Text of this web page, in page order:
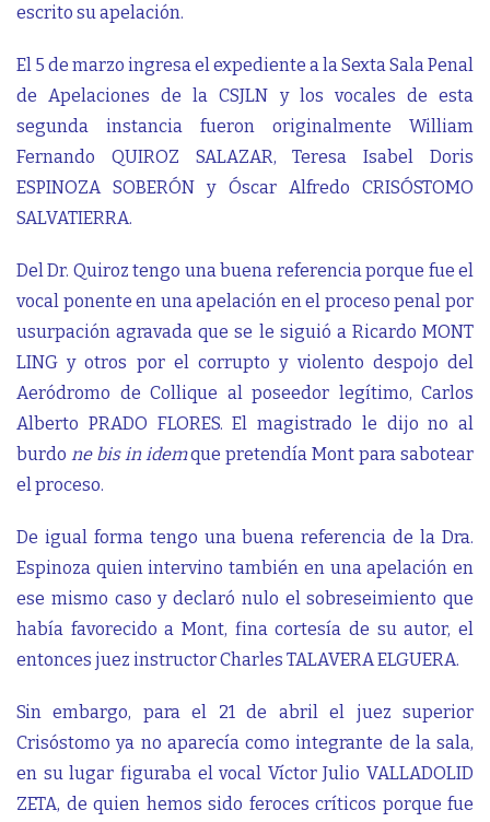
escrito su apelación.
El 5 de marzo ingresa el expediente a la Sexta Sala Penal
de Apelaciones de la CSJLN y los vocales de esta
segunda instancia fueron originalmente William
Fernando QUIROZ SALAZAR, Teresa Isabel Doris
ESPINOZA SOBERÓN y Óscar Alfredo CRISÓSTOMO
SALVATIERRA.
Del Dr. Quiroz tengo una buena referencia porque fue el
vocal ponente en una apelación en el proceso penal por
usurpación agravada que se le siguió a Ricardo MONT
LING y otros por el corrupto y violento despojo del
Aeródromo de Collique al poseedor legítimo, Carlos
Alberto PRADO FLORES. El magistrado le dijo no al
burdo ne bis in idemque pretendía Mont para sabotear
el proceso.
De igual forma tengo una buena referencia de la Dra.
Espinoza quien intervino también en una apelación en
ese mismo caso y declaró nulo el sobreseimiento que
había favorecido a Mont, fina cortesía de su autor, el
entonces juez instructor Charles TALAVERA ELGUERA.
Sin embargo, para el 21 de abril el juez superior
Crisóstomo ya no aparecía como integrante de la sala,
en su lugar figuraba el vocal Víctor Julio VALLADOLID
ZETA, de quien hemos sido feroces críticos porque fue